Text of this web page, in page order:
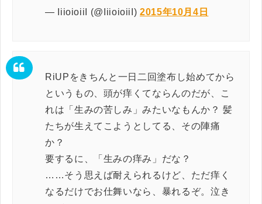
— IiioioiiI (@IiioioiiI) 2015年10月4日
RiUPをきちんと一日二回塗布し始めてから
というもの、頭が痒くてならんのだが、こ
れは「生みの苦しみ」みたいなもんか？ 髪
たちが生えてこようとしてる、その陣痛
か？
要するに、「生みの痒み」だな？
……そう思えば耐えられるけど、ただ痒く
なるだけでお仕舞いなら、暴れるぞ。泣き